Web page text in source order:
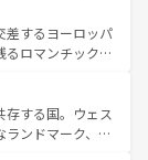
、訪れる者を心
国としても知ら
産にも登録されて
方が可能だ。さ
おり、どの街角に
以外の個性あふ
差するヨーロッパ
るロマンチック街
ことがない。ベ
ルプスの絶景、そ
景は必見。ビール
存する国。ウェス
ランドマーク、歴